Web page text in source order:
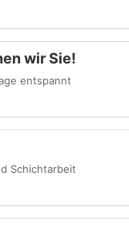
wir Sie!
entspannt
Schichtarbeit